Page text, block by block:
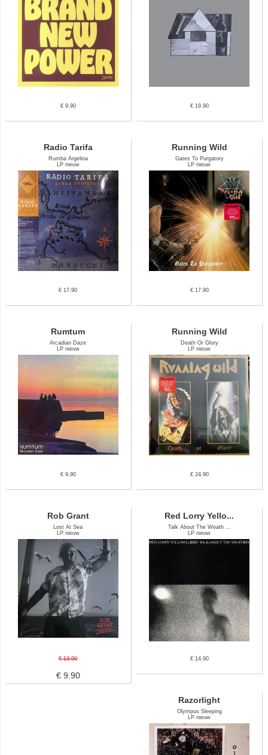
€ 9.90 € 19.90
Radio Tarifa
Rumba Argelina
LP nieuw
€ 17.90
Running Wild
Gates To Purgatory
LP nieuw
€ 17.90
Rumtum
Arcadian Daze
LP nieuw
€ 9.90
Running Wild
Death Or Glory
LP nieuw
€ 24.90
Rob Grant
Lost At Sea
LP nieuw
€ 13.90
€ 9.90
Red Lorry Yello...
Talk About The Weath ...
LP nieuw
€ 14.90
Razorlight
Olympus Sleeping
LP nieuw